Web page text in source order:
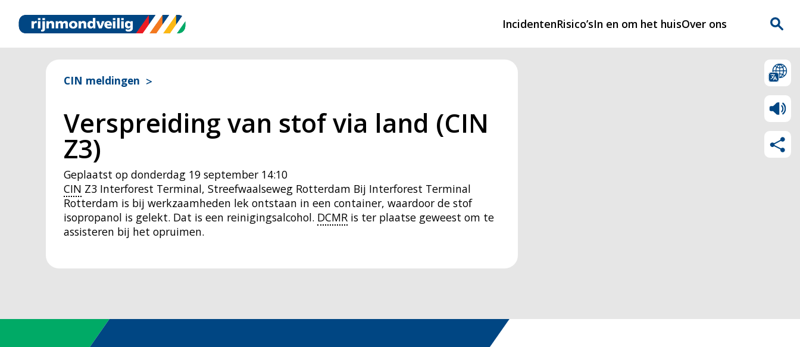
Incidenten
Overzicht incidenten
CIN-meldingen
Risico’sIn en om het huisOver ons
CIN meldingen
Verspreiding van stof via land (CIN
Z3)
Geplaatst op donderdag 19 september 14:10
CIN Z3 Interforest Terminal, Streefwaalseweg Rotterdam Bij Interforest Terminal
Rotterdam is bij werkzaamheden lek ontstaan in een container, waardoor de stof
isopropanol is gelekt. Dat is een reinigingsalcohol. DCMR is ter plaatse geweest om te
assisteren bij het opruimen.